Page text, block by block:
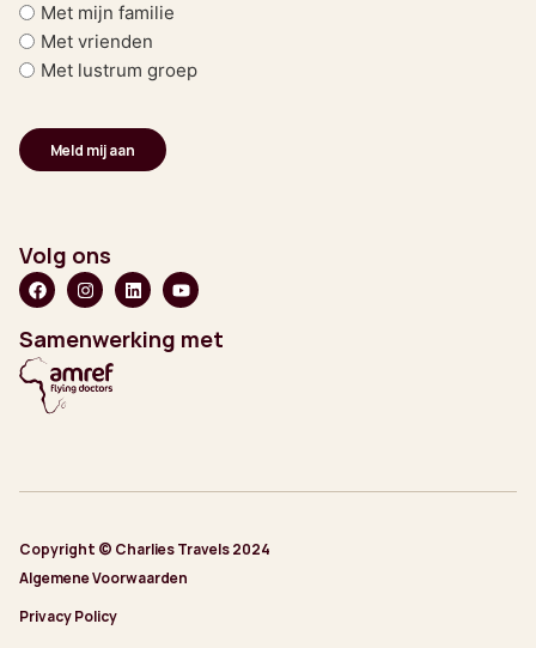
Met mijn familie
Met vrienden
Met lustrum groep
Volg ons
Samenwerking met
Copyright © Charlies Travels 2024
Algemene Voorwaarden
Privacy Policy